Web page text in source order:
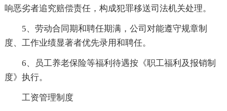
响恶劣者追究赔偿责任，构成犯罪移送司法机关处理。
5、劳动合同期和聘任期满，公司对能遵守规章制
度、工作业绩显著者优先录用和聘任。
6、员工养老保险等福利待遇按《职工福利及报销制
度》执行。
工资管理制度